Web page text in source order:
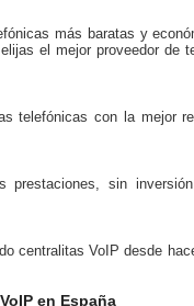
más baratas y
el mejor proveedor de
telefónicas con la mejor
prestaciones, sin
centralitas VoIP desde
en España